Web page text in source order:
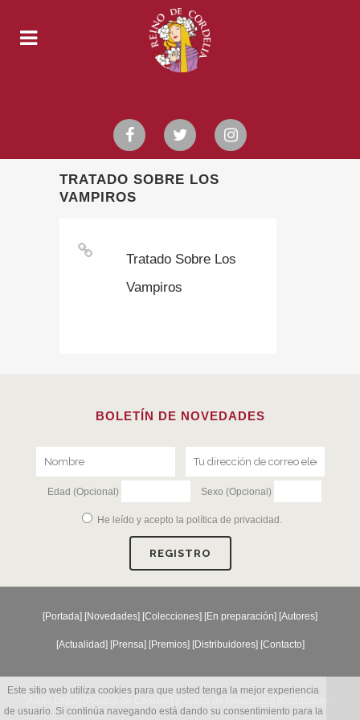
TRATADO SOBRE LOS
VAMPIROS
Tratado Sobre Los
Vampiros
BOLETÍN DE NOVEDADES
Edad (Opcional) Sexo (Opcional)
He leído y acepto la política de privacidad .
[Portada] [Novedades] [Colecciones] [En preparación] [Autores]
[Actualidad] [Prensa] [Premios] [Distribuidores] [Contacto]
Este sitio web utiliza cookies para que usted tenga la mejor experiencia
de usuario. Si continúa navegando está dando su consentimiento para la